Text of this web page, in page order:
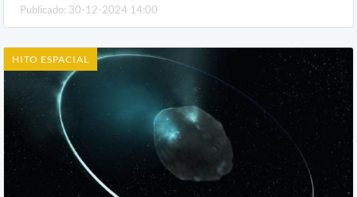
Publicado: 30-12-2024 14:00
HITO ESPACIAL